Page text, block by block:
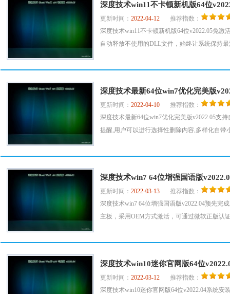
深度技术win11不卡顿新机版64位
更新时间： 2022-04-12
推荐指数：
深度技术win11不卡顿新机版64位v2022.05免
自动释放不使用的DLL文件，始终让系统保持
深度技术最新64位win7优化完美版
更新时间： 2022-04-10
推荐指数：
深度技术最新64位win7优化完美版v2022.05支
提醒,用户可以进行选择性删除内容,多样化自带
深度技术win7 64位增强国语版
更新时间： 2022-03-13
推荐指数：
深度技术win7 64位增强国语版v2022.04预先完
主板，采用OEM方式激活，可通过微软正版认
深度技术win10迷你官网版64位
更新时间： 2022-03-12
推荐指数：
深度技术win10迷你官网版64位v2022.04系统